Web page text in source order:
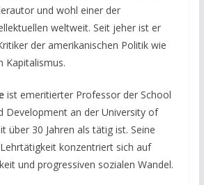
und wohl einer der
weltweit. Seit jeher ist er
der amerikanischen Politik wie
Kapitalismus.
ist emeritierter Professor der School
Development an der University of
über 30 Jahren als tätig ist. Seine
konzentriert sich auf
und progressiven sozialen Wandel.